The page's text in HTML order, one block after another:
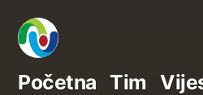
Preskoči
sadržaj
Početna Tim